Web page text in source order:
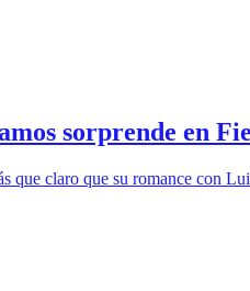
sorprende en
claro que su romance con